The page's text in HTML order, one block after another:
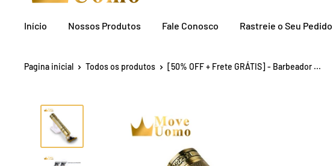
Início Nossos Produtos Fale Conosco Rastreie o Seu Pedido
Pagina inicial Todos os produtos [50% OFF + Frete GRÁTIS] - Barbeador ...